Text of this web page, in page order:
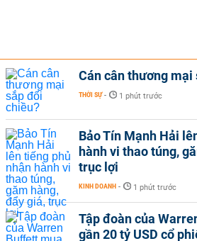
Cán cân thương mại
THỜI SỰ - 1 phút trước
Bảo Tín Mạnh Hải
hành vi thao túng,
trục lợi
KINH DOANH - 1 phút trước
Tập đoàn của
gần 20 tỷ USD cổ